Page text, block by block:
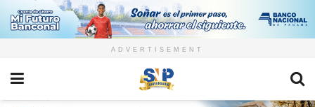
ADVERTISEMENT